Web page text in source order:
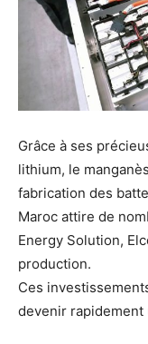
Grâce à ses
lithium, le
fabrication des
Maroc attire de
Energy Solution,
production.
Ces
devenir rapidement